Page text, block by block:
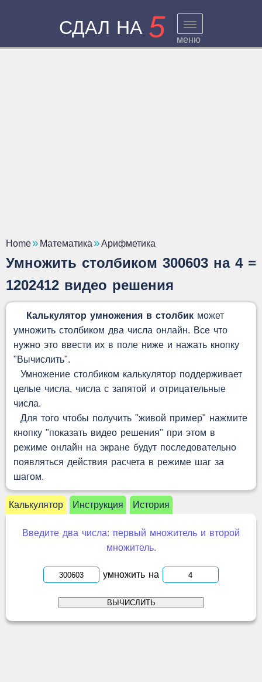
СДАЛ НА 5 меню
Home Математика Арифметика
Умножить столбиком 300603 на 4 =
1202412 видео решения
Калькулятор умножения в столбик может
умножить столбиком два числа онлайн. Все что
нужно это ввести их в поле ниже и нажать кнопку
"Вычислить".
Умножение столбиком калькулятор поддерживает
целые числа, числа с запятой и отрицательные
числа.
Для того чтобы получить "живой пример" нажмите
кнопку "показать видео решения" при этом в
режиме онлайн на экране будут последовательно
появляться действия расчета в режиме шаг за
шагом.
Калькулятор Инструкция История
Введите два числа: первый множитель и второй
множитель.
умножить на